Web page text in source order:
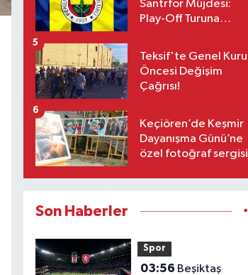
Santrfor Müjdesi:
Play-Off Turuna
Teksif'te Genel Kurul
Öncesi Değişim
Çağrısı!
5
Keçiören’de Keşmir
Dayanışma Günü’ne
özel fotoğraf sergisi
6
Son Haberler
Spor
03:56